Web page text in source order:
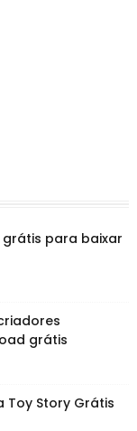
grátis para baixar
grátis
Toy Story Grátis